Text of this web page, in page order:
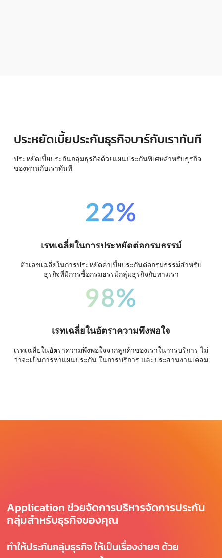
ประหยัดเบี้ยประกันธุรกิจบาร์กับเราทันที
ประหยัดเบี้ยประกันกลุ่มธุรกิจด้วยแผนประกันพิเศษสำหรับธุรกิจ
ของท่านกับเราทันที
22%
เรทเฉลี่ยในการประหยัดต่อกรมธรรม์
ตัวเลขเฉลี่ยในการประหยัดค่าเบี้ยประกันต่อกรมธรรม์สำหรับ
ธุรกิจที่มีการซื้อกรมธรรม์กลุ่มธุรกิจกับทางเรา
98%
เรทเฉลี่ยในอัตราความพึงพอใจ
เรทเฉลี่ยในอัตราความพึงพอใจจากลูกค้าของเราในการบริการ ไม่
ว่าจะเป็นการหาแผนประกัน ในการบริการ และประสานงานเคลม
Application ช่วยจัดการบริหารจัดการประกัน
กลุ่มสำหรับธุรกิจของคุณ
ทำให้ประกันกลุ่มธุรกิจ ให้เป็นเรื่องง่ายๆ ด้วย